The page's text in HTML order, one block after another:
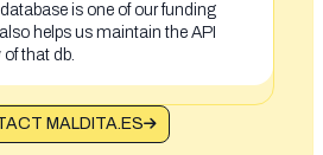
is one of our funding
helps us maintain the API
of that db.
MALDITA.ES